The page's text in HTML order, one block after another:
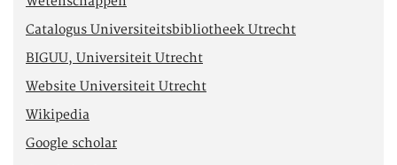
Catalogus Universiteitsbibliotheek Utrecht
BIGUU, Universiteit Utrecht
Website Universiteit Utrecht
Wikipedia
Google scholar